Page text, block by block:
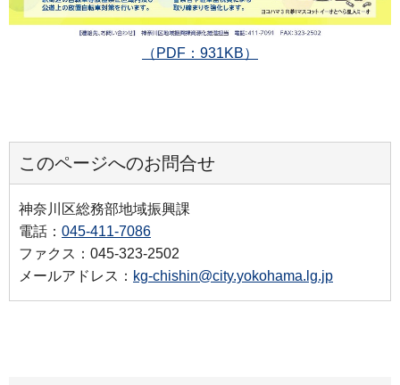
（PDF：931KB）
このページへのお問合せ
神奈川区総務部地域振興課
電話： 045-411-7086
ファクス：045-323-2502
メールアドレス： kg-chishin@city.yokohama.lg.jp